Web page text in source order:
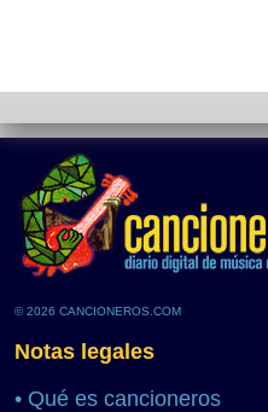
© 2026 CANCIONEROS.COM
Notas legales
• Qué es cancioneros